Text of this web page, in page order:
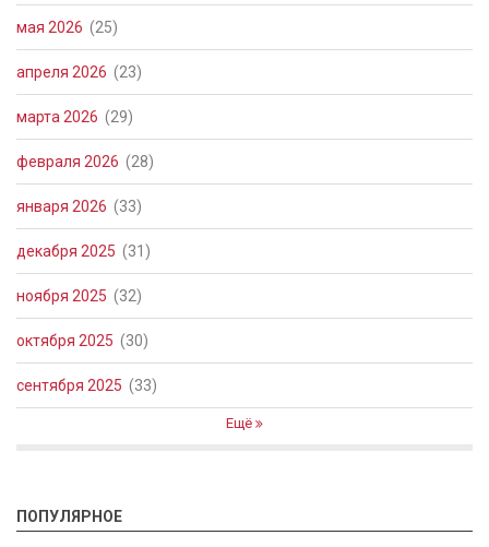
мая 2026 (25)
апреля 2026 (23)
марта 2026 (29)
февраля 2026 (28)
января 2026 (33)
декабря 2025 (31)
ноября 2025 (32)
октября 2025 (30)
сентября 2025 (33)
Ещё
ПОПУЛЯРНОЕ